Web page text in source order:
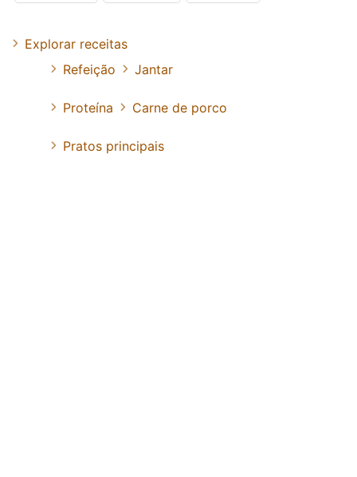
Explorar receitas
Refeição
Jantar
Proteína Carne de porco
Pratos principais